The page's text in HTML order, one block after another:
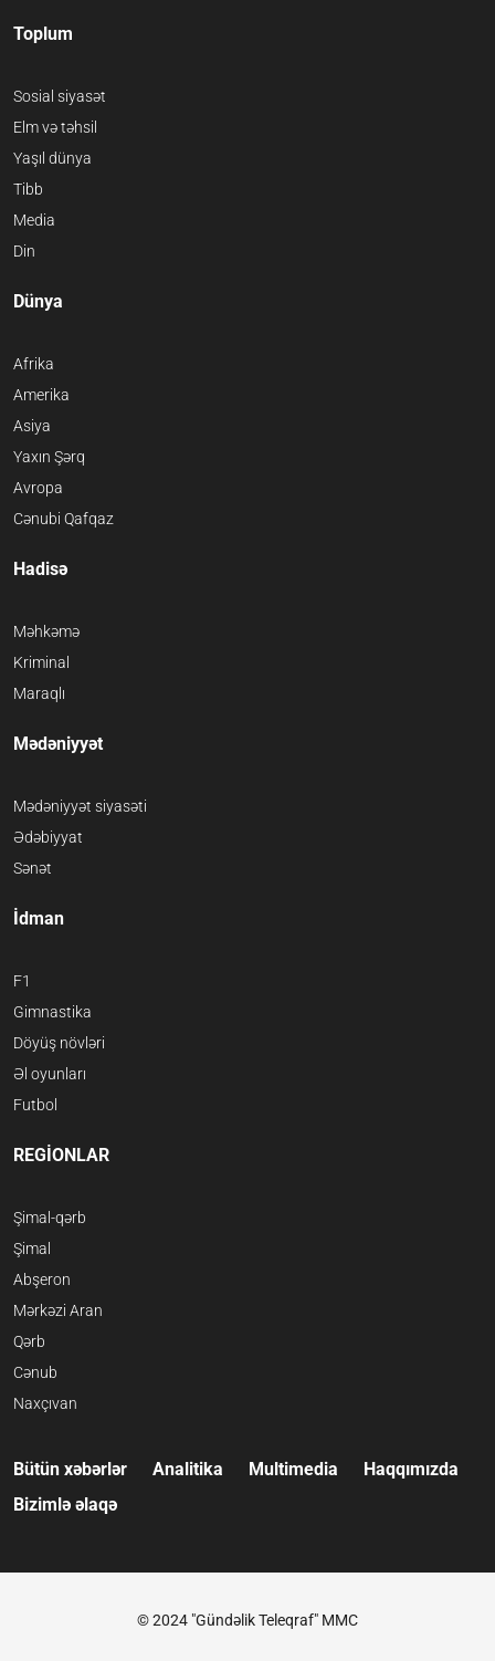
Toplum
Sosial siyasət
Elm və təhsil
Yaşıl dünya
Tibb
Media
Din
Dünya
Afrika
Amerika
Asiya
Yaxın Şərq
Avropa
Cənubi Qafqaz
Hadisə
Məhkəmə
Kriminal
Maraqlı
Mədəniyyət
Mədəniyyət siyasəti
Ədəbiyyat
Sənət
İdman
F1
Gimnastika
Döyüş növləri
Əl oyunları
Futbol
REGİONLAR
Şimal-qərb
Şimal
Abşeron
Mərkəzi Aran
Qərb
Cənub
Naxçıvan
Bütün xəbərlər Analitika Multimedia
Haqqımızda
Bizimlə əlaqə
© 2024 "Gündəlik Teleqraf" MMC